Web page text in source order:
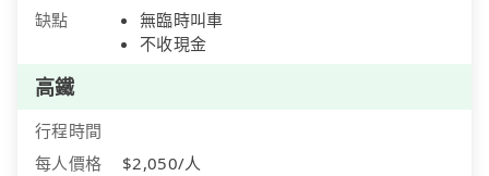
缺點
無臨時叫車
不收現金
高鐵
行程時間
每人價格
$2,050/人